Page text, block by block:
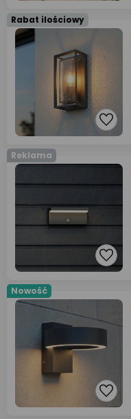
Rabat ilościowy
Reklama
Nowość